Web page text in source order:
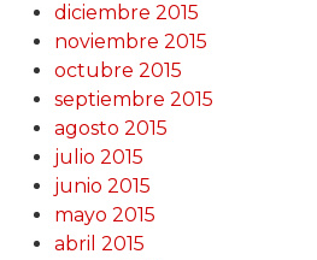
diciembre 2015
noviembre 2015
octubre 2015
septiembre 2015
agosto 2015
julio 2015
junio 2015
mayo 2015
abril 2015